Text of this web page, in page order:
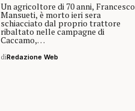
Un agricoltore di 70 anni, Francesco
Mansueti, è morto ieri sera
schiacciato dal proprio trattore
ribaltato nelle campagne di
Caccamo,…
diRedazione Web